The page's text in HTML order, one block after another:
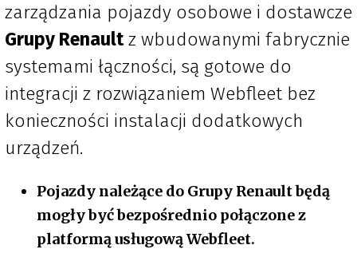
zarządzania pojazdy osobowe i dostawcze
Grupy Renaultz wbudowanymi fabrycznie
systemami łączności, są gotowe do
integracji z rozwiązaniem Webfleet bez
konieczności instalacji dodatkowych
urządzeń.
Pojazdy należące do Grupy Renault będą
mogły być bezpośrednio połączone z
platformą usługową Webfleet.